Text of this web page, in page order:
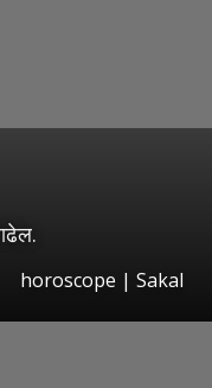
horoscope | Sakal